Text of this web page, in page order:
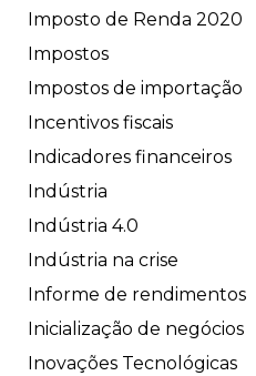
Imposto de Renda 2020
Impostos
Impostos de importação
Incentivos fiscais
Indicadores financeiros
Indústria
Indústria 4.0
Indústria na crise
Informe de rendimentos
Inicialização de negócios
Inovações Tecnológicas